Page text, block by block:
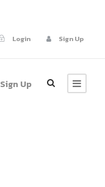
Login
Sign Up
Sign Up